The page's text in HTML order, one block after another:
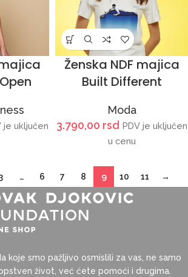
je uključen
Ženska NDF majica
Built Different
Moda
3.790,00 rsd PDV je uključen
u cenu
… 6 7 8 9 10 11 →
koje smo pažljivo osmislili za vas, ne samo
život, već ćete pomoći i drugima.